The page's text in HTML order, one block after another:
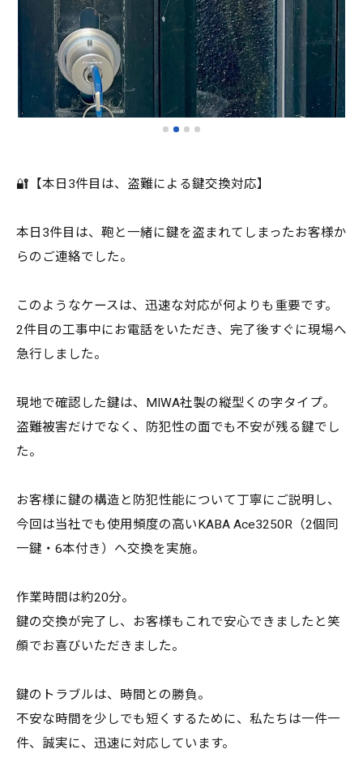
🔐【本日3件目は、盗難による鍵交換対応】
本日3件目は、鞄と一緒に鍵を盗まれてしまったお客様か
らのご連絡でした。
このようなケースは、迅速な対応が何よりも重要です。
2件目の工事中にお電話をいただき、完了後すぐに現場へ
急行しました。
現地で確認した鍵は、MIWA社製の縦型くの字タイプ。
盗難被害だけでなく、防犯性の面でも不安が残る鍵でし
た。
お客様に鍵の構造と防犯性能について丁寧にご説明し、
今回は当社でも使用頻度の高いKABA Ace3250R（2個同
一鍵・6本付き）へ交換を実施。
作業時間は約20分。
鍵の交換が完了し、お客様もこれで安心できましたと笑
顔でお喜びいただきました。
鍵のトラブルは、時間との勝負。
不安な時間を少しでも短くするために、私たちは一件一
件、誠実に、迅速に対応しています。